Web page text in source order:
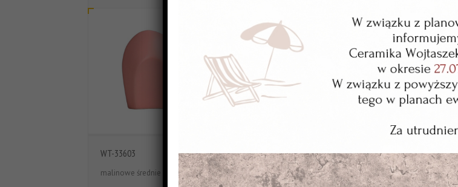
WT-33603
malinowe średnie
WT-33604
malinowe ciemne
WT-33605
łososiowe jasne